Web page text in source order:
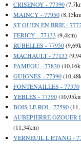
CRISENOY - 77390
MAINCY - 77950
ST OUEN EN BRIE -
FERICY - 77133 (9,4km)
RUBELLES - 77950
MACHAULT - 77133
PAMFOU - 77830
GUIGNES - 77390
FONTENAILLES - 77370
YEBLES - 77390
BOIS LE ROI - 77590
AUBEPIERRE OZOUER
(11,34km)
VERNEUIL L ETANG -